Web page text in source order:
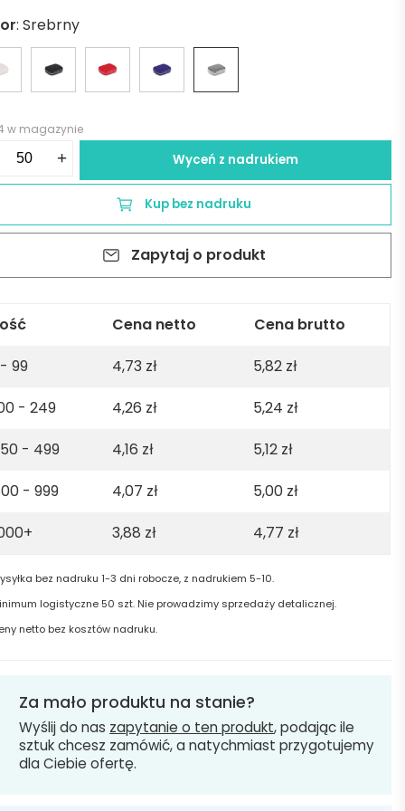
: Srebrny
w magazynie
+ Wyceń z nadrukiem
Kup bez nadruku
Zapytaj o produkt
Cena netto
Cena brutto
- 99
4,73 zł 5,82 zł
- 249
4,26 zł 5,24 zł
- 499
4,16 zł 5,12 zł
- 999
4,07 zł 5,00 zł
3,88 zł 4,77 zł
bez nadruku 1-3 dni robocze, z nadrukiem 5-10.
logistyczne 50 szt. Nie prowadzimy sprzedaży detalicznej.
netto bez kosztów nadruku.
Za mało produktu na stanie?
Wyślij do nas zapytanie o ten produkt, podając ile
sztuk chcesz zamówić, a natychmiast przygotujemy
dla Ciebie ofertę.